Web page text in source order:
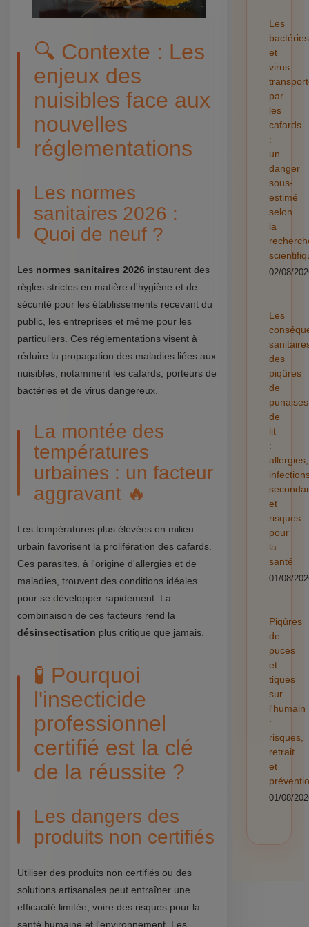
🔍 Contexte : Les
enjeux des
nuisibles face aux
nouvelles
réglementations
Les normes
sanitaires 2026 :
Quoi de neuf ?
Les normes sanitaires 2026 instaurent des
règles strictes en matière d'hygiène et de
sécurité pour les établissements recevant du
public, les entreprises et même pour les
particuliers. Ces réglementations visent à
réduire la propagation des maladies liées aux
nuisibles, notamment les cafards, porteurs de
bactéries et de virus dangereux.
La montée des
températures
urbaines : un facteur
aggravant 🔥
Les températures plus élevées en milieu
urbain favorisent la prolifération des cafards.
Ces parasites, à l'origine d'allergies et de
maladies, trouvent des conditions idéales
pour se développer rapidement. La
combinaison de ces facteurs rend la
désinsectisation plus critique que jamais.
🧪 Pourquoi
l'insecticide
professionnel
certifié est la clé
de la réussite ?
Les dangers des
produits non certifiés
Utiliser des produits non certifiés ou des
solutions artisanales peut entraîner une
efficacité limitée, voire des risques pour la
santé humaine et l'environnement. Les
Les
bactéries
et
virus
par
les
cafards
:
un
danger
sous-
estimé
selon
la
02/08/
Les
des
piqûres
de
punaises
de
lit
:
allergies,
et
risques
pour
la
santé
01/08/
Piqûres
de
puces
et
tiques
sur
l'humain
:
risques,
retrait
et
01/08/